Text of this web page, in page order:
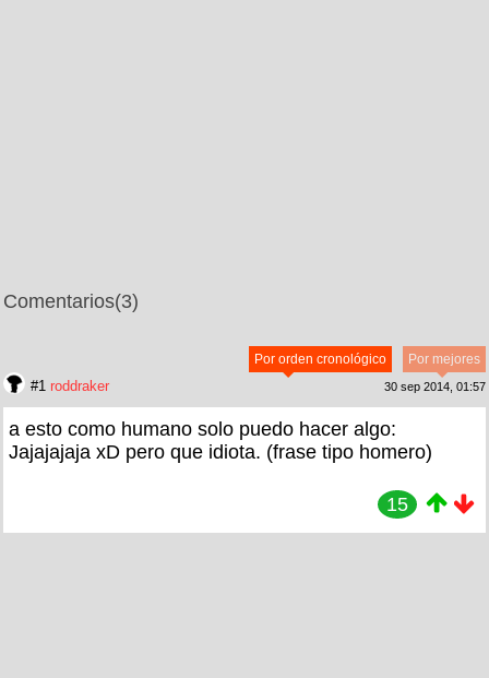
Comentarios(3)
Por mejores
Por orden cronológico
#1 roddraker 30 sep 2014, 01:57
a esto como humano solo puedo hacer algo:
Jajajajaja xD pero que idiota. (frase tipo homero)
15